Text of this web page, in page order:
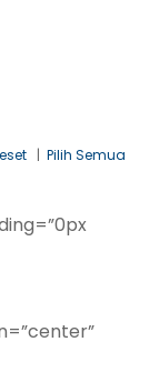
| Pilih Semua